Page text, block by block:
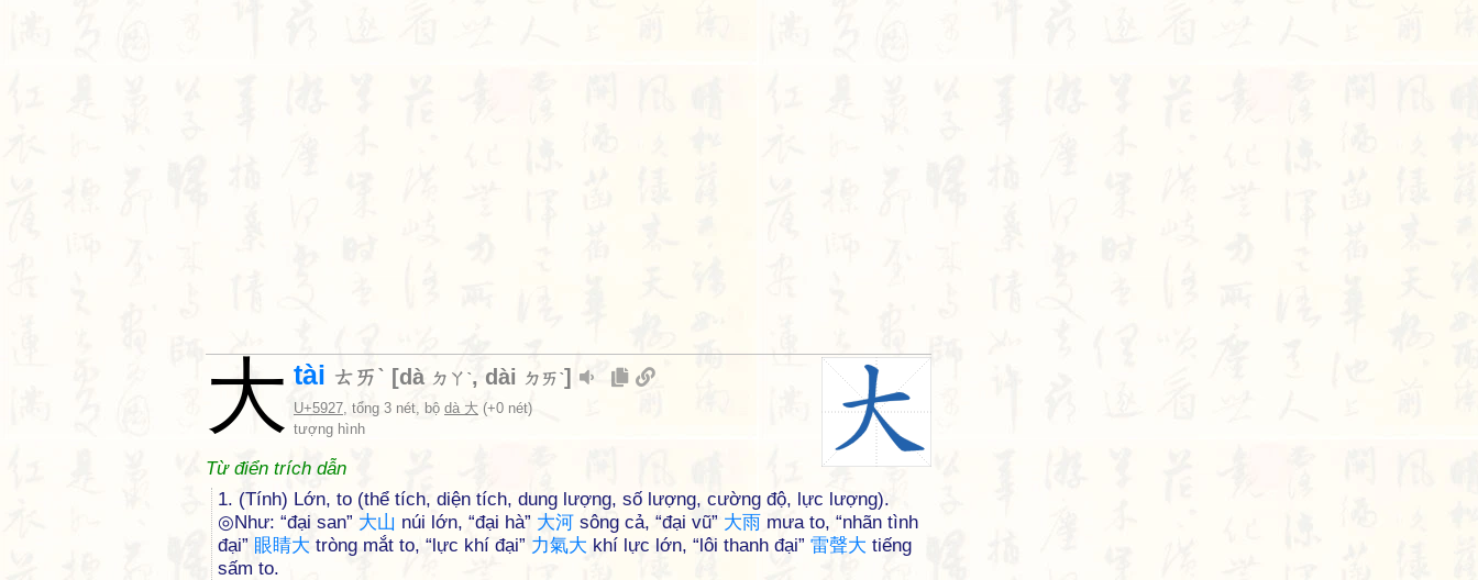
大 tài ㄊㄞˋ [dà ㄉㄚˋ, dài ㄉㄞˋ]
U+5927, tổng 3 nét, bộ dà 大 (+0 nét)
tượng hình
Từ điển trích dẫn
1. (Tính) Lớn, to (thể tích, diện tích, dung lượng, số lượng, cường độ, lực lượng).
◎Như: “đại san” 大山 núi lớn, “đại hà” 大河 sông cả, “đại vũ” 大雨 mưa to, “nhãn tình
đại” 眼睛大 tròng mắt to, “lực khí đại” 力氣大 khí lực lớn, “lôi thanh đại” 雷聲大 tiếng
sấm to.